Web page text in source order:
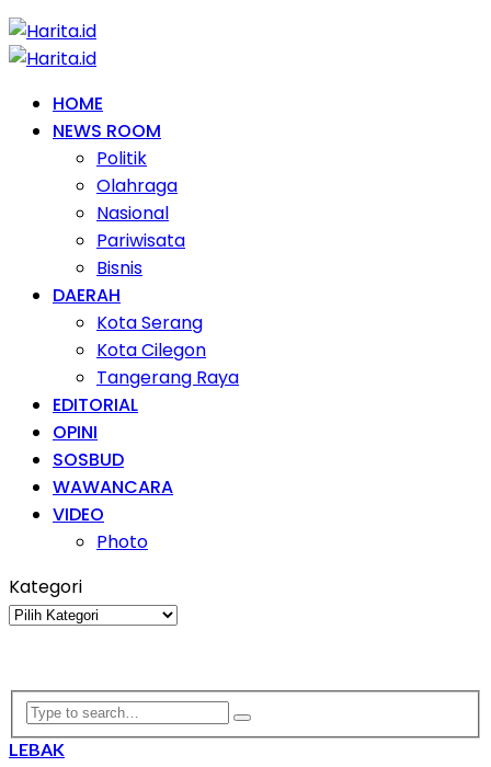
HOME
NEWS ROOM
Politik
Olahraga
Nasional
Pariwisata
Bisnis
DAERAH
Kota Serang
Kota Cilegon
Tangerang Raya
EDITORIAL
OPINI
SOSBUD
WAWANCARA
VIDEO
Photo
Kategori
Kategori
LEBAK